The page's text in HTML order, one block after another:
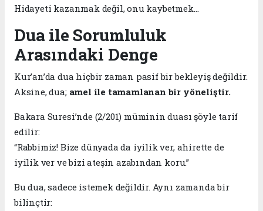
Hidayeti kazanmak değil, onu kaybetmek…
Dua ile Sorumluluk
Arasındaki Denge
Kur’an’da dua hiçbir zaman pasif bir bekleyiş değildir.
Aksine, dua; amel ile tamamlanan bir yöneliştir.
Bakara Suresi’nde (2/201) müminin duası şöyle tarif
edilir:
“Rabbimiz! Bize dünyada da iyilik ver, ahirette de
iyilik ver ve bizi ateşin azabından koru.”
Bu dua, sadece istemek değildir. Aynı zamanda bir
bilinçtir: